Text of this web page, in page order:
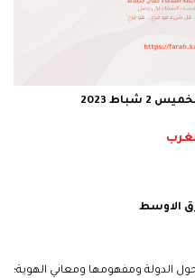
2 شباط 2023
الاوسط
الدولة ومفهومها ومعاني الهوية؛